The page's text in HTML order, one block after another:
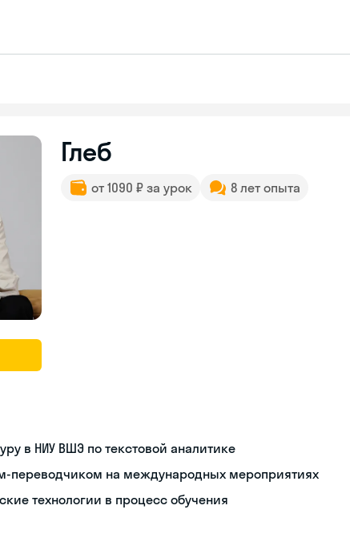
Глеб
от 1090 ₽ за урок 8 лет опыта
в НИУ ВШЭ по текстовой аналитике
переводчиком на международных мероприятиях
технологии в процесс обучения